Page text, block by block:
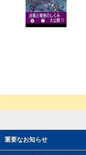
重要なお知らせ